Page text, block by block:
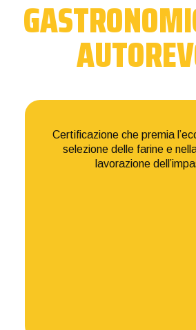
Certificazione che premia
selezione delle farine e
lavorazione